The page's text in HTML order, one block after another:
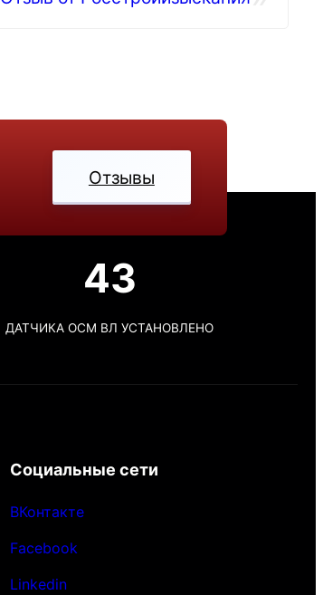
Отзывы
43
ДАТЧИКА ОСМ ВЛ УСТАНОВЛЕНО
Социальные сети
ВКонтакте
Facebook
Linkedin